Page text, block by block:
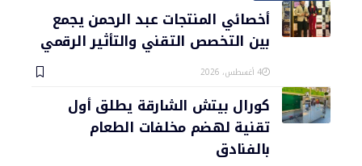
أخصائي المنتجات عبد الرحمن يجمع
بين التخصص التقني والتأثير الرقمي
4 أغسطس، 2026
كورال بيتش الشارقة يطلق أول
تقنية لهضم مخلفات الطعام
بالفنادق